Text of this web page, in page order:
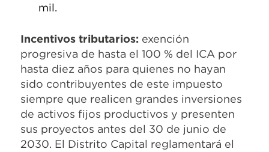
mil.
Incentivos tributarios: exención
progresiva de hasta el 100 % del ICA por
hasta diez años para quienes no hayan
sido contribuyentes de este impuesto
siempre que realicen grandes inversiones
de activos fijos productivos y presenten
sus proyectos antes del 30 de junio de
2030. El Distrito Capital reglamentará el